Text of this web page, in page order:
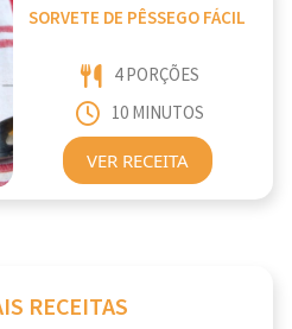
SORVETE DE PÊSSEGO FÁCIL
4 PORÇÕES
10 MINUTOS
VER RECEITA
RECEITAS